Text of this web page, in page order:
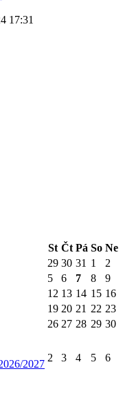
17:31
St Čt Pá So Ne
29 30 31 1
2
5 6 7 8
9
12 13 14 15 16
19 20 21 22 23
26 27 28 29 30
2027
2 3 4 5 6